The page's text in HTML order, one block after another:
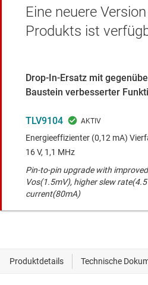
Eine neuere
Produkts ist
Drop-In-Ersatz mit
Baustein verbesserter
TLV9104
Energieeffizienter (0,12 mA)
16 V, 1,1 MHz
Pin-to-pin upgrade with
Vos(1.5mV), higher slew
current(80mA)